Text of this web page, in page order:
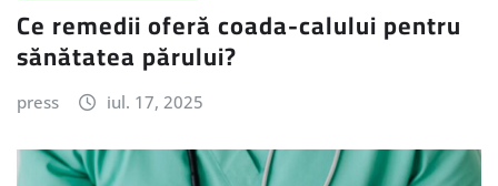
Ce remedii oferă coada-calului pentru
sănătatea părului?
press iul. 17, 2025